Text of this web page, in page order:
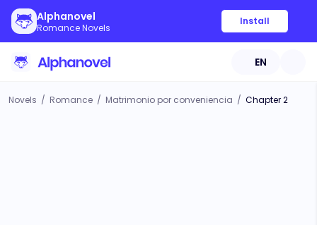
Alphanovel
Romance Novels
Install
EN
Novels / Romance / Matrimonio por conveniencia / Chapter 2